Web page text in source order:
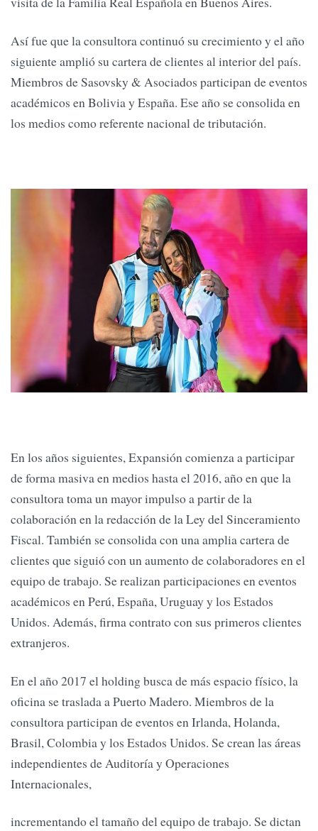
Así fue que la consultora continuó su crecimiento y el año
siguiente amplió su cartera de clientes al interior del país.
Miembros de Sasovsky & Asociados participan de eventos
académicos en Bolivia y España. Ese año se consolida en
los medios como referente nacional de tributación.
En los años siguientes, Expansión comienza a participar
de forma masiva en medios hasta el 2016, año en que la
consultora toma un mayor impulso a partir de la
colaboración en la redacción de la Ley del Sinceramiento
Fiscal. También se consolida con una amplia cartera de
clientes que siguió con un aumento de colaboradores en el
equipo de trabajo. Se realizan participaciones en eventos
académicos en Perú, España, Uruguay y los Estados
Unidos. Además, firma contrato con sus primeros clientes
extranjeros.
En el año 2017 el holding busca de más espacio físico, la
oficina se traslada a Puerto Madero. Miembros de la
consultora participan de eventos en Irlanda, Holanda,
Brasil, Colombia y los Estados Unidos. Se crean las áreas
independientes de Auditoría y Operaciones
Internacionales,
incrementando el tamaño del equipo de trabajo. Se dictan